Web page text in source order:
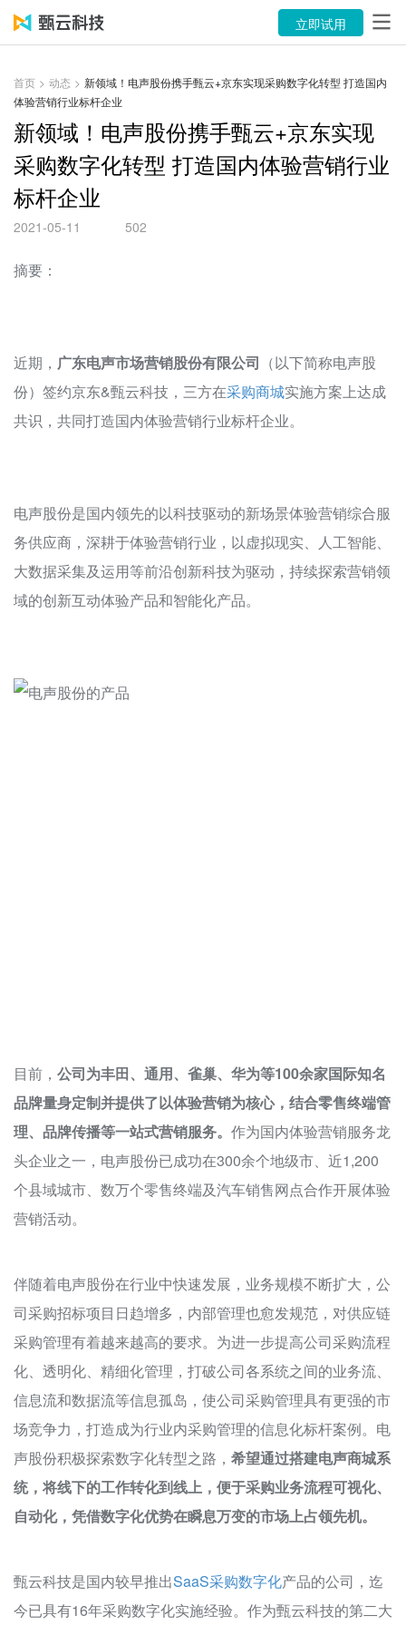
产品
案例
资源中心
关于
语言
立即试用
首页 > 动态 > 新领域！电声股份携手甄云+京东实现采购数字化转型 打造国内
体验营销行业标杆企业
新领域！电声股份携手甄云+京东实现
采购数字化转型 打造国内体验营销行业
标杆企业
2021-05-11 502
摘要：
近期， 广东电声市场营销股份有限公司 （以下简称电声股
份）签约京东&甄云科技，三方在采购商城实施方案上达成
共识，共同打造国内体验营销行业标杆企业。
电声股份是国内领先的以科技驱动的新场景体验营销综合服
务供应商，深耕于体验营销行业，以虚拟现实、人工智能、
大数据采集及运用等前沿创新科技为驱动，持续探索营销领
域的创新互动体验产品和智能化产品。
目前， 公司为丰田、通用、雀巢、华为等100余家国际知名
品牌量身定制并提供了以体验营销为核心，结合零售终端管
理、品牌传播等一站式营销服务。 作为国内体验营销服务龙
头企业之一，电声股份已成功在300余个地级市、近1,200
个县域城市、数万个零售终端及汽车销售网点合作开展体验
营销活动。
伴随着电声股份在行业中快速发展，业务规模不断扩大，公
司采购招标项目日趋增多，内部管理也愈发规范，对供应链
采购管理有着越来越高的要求。为进一步提高公司采购流程
化、透明化、精细化管理，打破公司各系统之间的业务流、
信息流和数据流等信息孤岛，使公司采购管理具有更强的市
场竞争力，打造成为行业内采购管理的信息化标杆案例。电
声股份积极探索数字化转型之路， 希望通过搭建电声商城系
统，将线下的工作转化到线上，便于采购业务流程可视化、
自动化，凭借数字化优势在瞬息万变的市场上占领先机。
甄云科技是国内较早推出SaaS采购数字化产品的公司，迄
今已具有16年采购数字化实施经验。作为甄云科技的第二大